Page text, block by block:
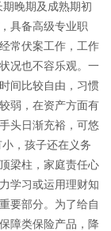
晚期及成熟期初
具备高级专业职
常伏案工作，工作
况也不容乐观。一
间比较自由，习惯
弱，在资产方面有
头日渐充裕，可悠
，孩子还在义务
梁柱，家庭责任心
学习或运用理财知
要部分。为了给自
障类保险产品，降